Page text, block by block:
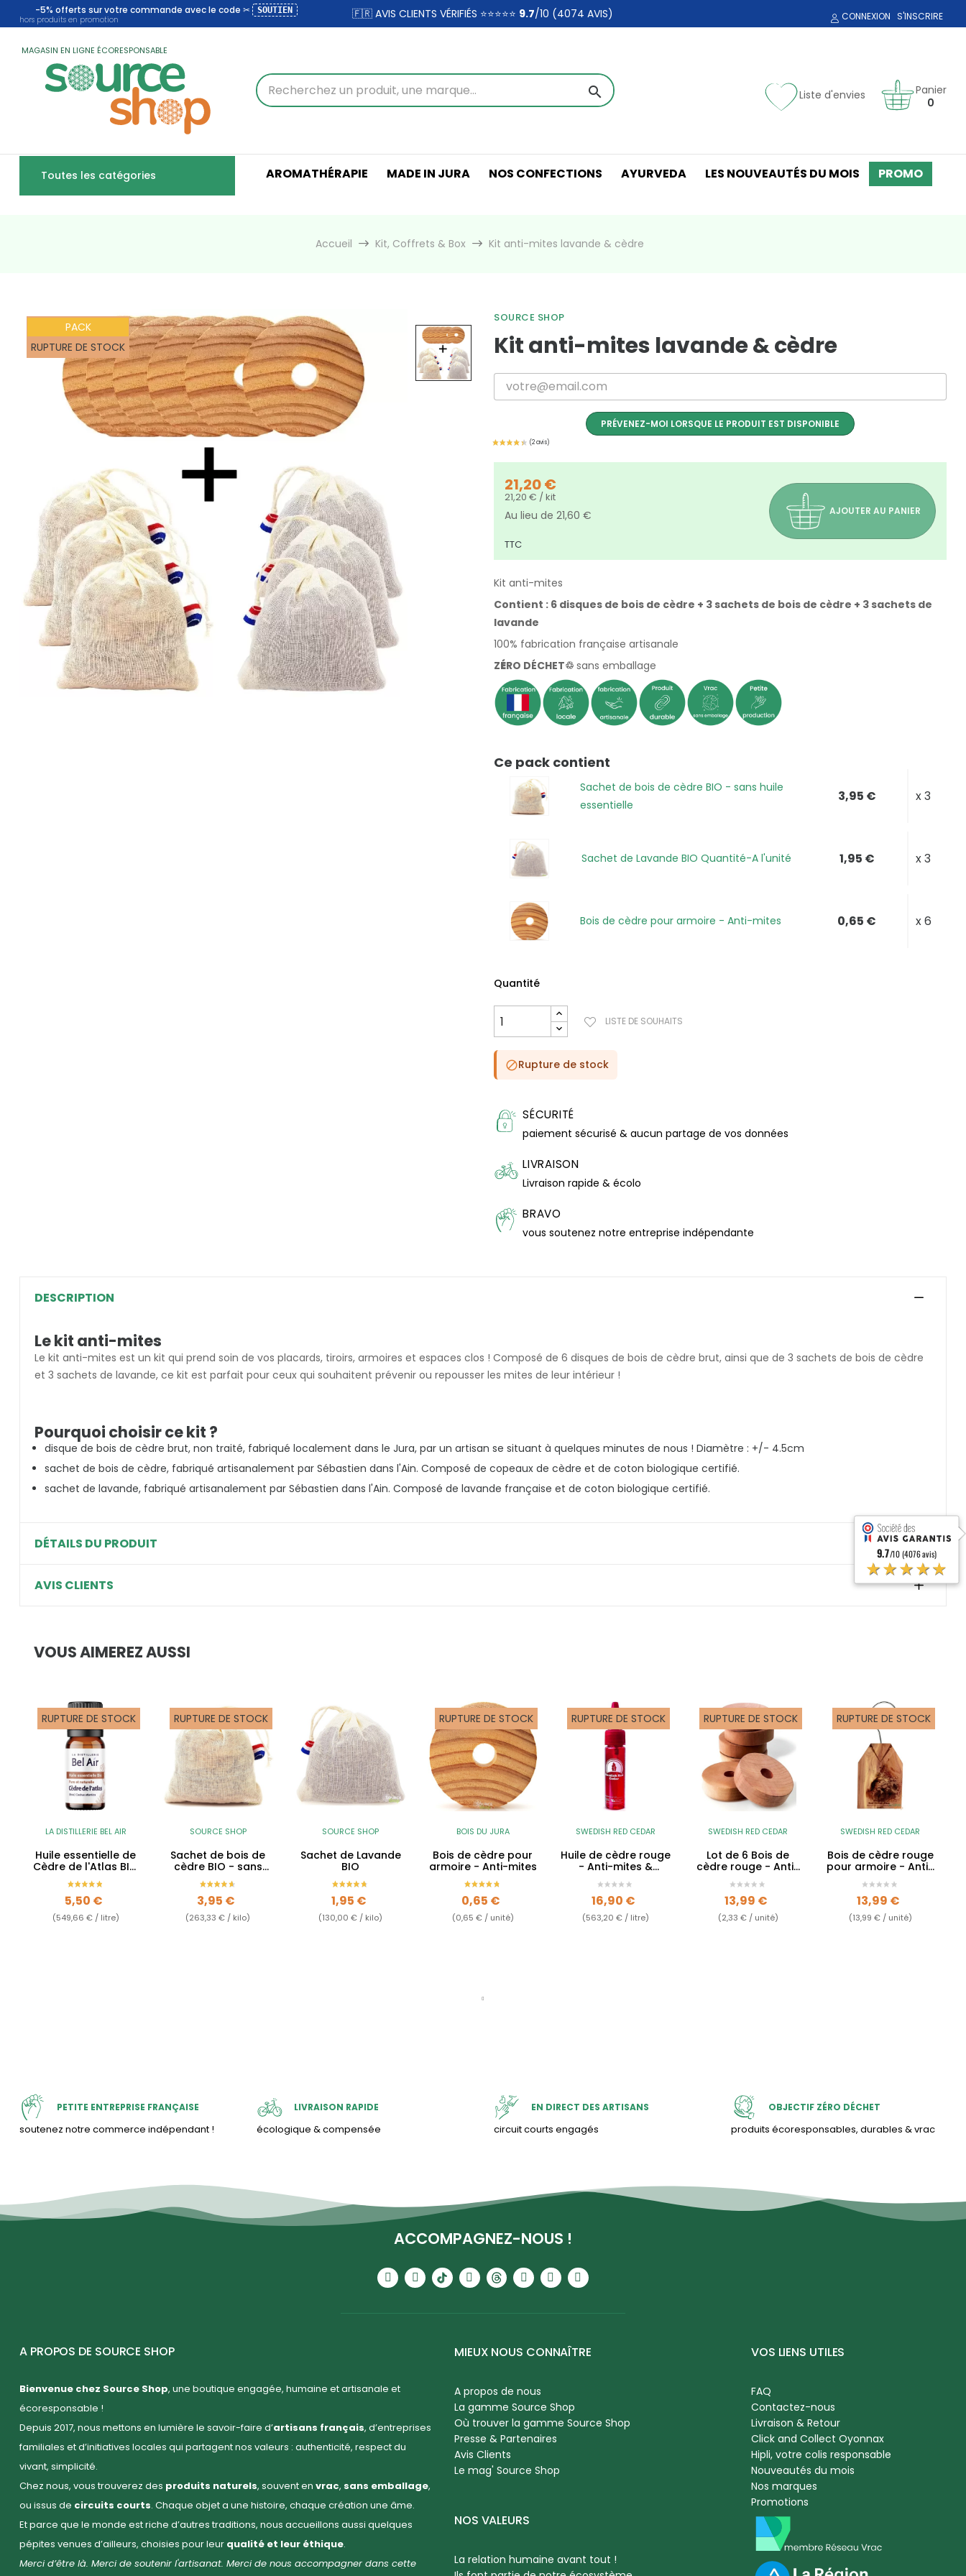
-5% offerts sur votre commande avec le code ✂ SOUTIEN
hors produits en promotion 🇫🇷 AVIS CLIENTS VÉRIFIÉS ⭐⭐⭐⭐⭐ 9.7/10 (4074 AVIS) CONNEXION S'INSCRIRE
MAGASIN EN LIGNE ÉCORESPONSABLE
search Liste d'envies
Panier
0
Toutes les catégories AROMATHÉRAPIE MADE IN JURA NOS CONFECTIONS AYURVEDA LES NOUVEAUTÉS DU MOIS PROMO
Accueil Kit, Coffrets & Box Kit anti-mites lavande & cèdre
PACK
RUPTURE DE STOCK
SOURCE SHOP
Kit anti-mites lavande & cèdre
PRÉVENEZ-MOI LORSQUE LE PRODUIT EST DISPONIBLE
21,20 €
21,20 € / kit
Au lieu de 21,60 €
TTC
AJOUTER AU PANIER
Kit anti-mites
Contient : 6 disques de bois de cèdre + 3 sachets de bois de cèdre + 3 sachets de
lavande
100% fabrication française artisanale
ZÉRO DÉCHET♲ sans emballage
Ce pack contient
Sachet de bois de cèdre BIO - sans huile
essentielle
3,95 € x 3
Sachet de Lavande BIO Quantité-A l'unité 1,95 € x 3
Bois de cèdre pour armoire - Anti-mites 0,65 € x 6
Quantité
LISTE DE SOUHAITS
Rupture de stock
SÉCURITÉ
paiement sécurisé & aucun partage de vos données
LIVRAISON
Livraison rapide & écolo
BRAVO
vous soutenez notre entreprise indépendante
DESCRIPTION
Le kit anti-mites
Le kit anti-mites est un kit qui prend soin de vos placards, tiroirs, armoires et espaces clos ! Composé de 6 disques de bois de cèdre brut, ainsi que de 3 sachets de bois de cèdre
et 3 sachets de lavande, ce kit est parfait pour ceux qui souhaitent prévenir ou repousser les mites de leur intérieur !
Pourquoi choisir ce kit ?
disque de bois de cèdre brut, non traité, fabriqué localement dans le Jura, par un artisan se situant à quelques minutes de nous ! Diamètre : +/- 4.5cm
sachet de bois de cèdre, fabriqué artisanalement par Sébastien dans l'Ain. Composé de copeaux de cèdre et de coton biologique certifié.
sachet de lavande, fabriqué artisanalement par Sébastien dans l'Ain. Composé de lavande française et de coton biologique certifié.
DÉTAILS DU PRODUIT
AVIS CLIENTS
VOUS AIMEREZ AUSSI
RUPTURE DE STOCK
LA DISTILLERIE BEL AIR
Huile essentielle de
Cèdre de l'Atlas BIO
- 10ml
Prix
5,50 €
(549,66 € / litre)
RUPTURE DE STOCK
SOURCE SHOP
Sachet de bois de
cèdre BIO - sans
huile essentielle
Prix
3,95 €
(263,33 € / kilo)
SOURCE SHOP
Sachet de Lavande
BIO
Prix
1,95 €
(130,00 € / kilo)
RUPTURE DE STOCK
BOIS DU JURA
Bois de cèdre pour
armoire - Anti-mites
Prix
0,65 €
(0,65 € / unité)
RUPTURE DE STOCK
SWEDISH RED CEDAR
Huile de cèdre rouge
- Anti-mites &
Prix
16,90 €
(563,20 € / litre)
RUPTURE DE STOCK
SWEDISH RED CEDAR
Lot de 6 Bois de
cèdre rouge - Anti-
mites
Prix
13,99 €
(2,33 € / unité)
RUPTURE DE STOCK
SWEDISH RED CEDAR
Bois de cèdre rouge
pour armoire - Anti-
Prix
13,99 €
(13,99 € / unité)
PETITE ENTREPRISE FRANÇAISE
soutenez notre commerce indépendant !
LIVRAISON RAPIDE
écologique & compensée
EN DIRECT DES ARTISANS
circuit courts engagés
OBJECTIF ZÉRO DÉCHET
produits écoresponsables, durables & vrac
ACCOMPAGNEZ-NOUS !
A PROPOS DE SOURCE SHOP
Bienvenue chez Source Shop, une boutique engagée, humaine et artisanale et
écoresponsable !
Depuis 2017, nous mettons en lumière le savoir-faire d’artisans français, d’entreprises
familiales et d’initiatives locales qui partagent nos valeurs : authenticité, respect du
vivant, simplicité.
Chez nous, vous trouverez des produits naturels, souvent en vrac, sans emballage,
ou issus de circuits courts. Chaque objet a une histoire, chaque création une âme.
Et parce que le monde est riche d’autres traditions, nous accueillons aussi quelques
pépites venues d’ailleurs, choisies pour leur qualité et leur éthique.
Merci d’être là. Merci de soutenir l'artisanat. Merci de nous accompagner dans cette
MIEUX NOUS CONNAÎTRE
A propos de nous
La gamme Source Shop
Où trouver la gamme Source Shop
Presse & Partenaires
Avis Clients
Le mag' Source Shop
NOS VALEURS
La relation humaine avant tout !
VOS LIENS UTILES
FAQ
Contactez-nous
Livraison & Retour
Click and Collect Oyonnax
Hipli, votre colis responsable
Nouveautés du mois
Nos marques
Promotions
9.7/10 (4076 avis)
★★★★★